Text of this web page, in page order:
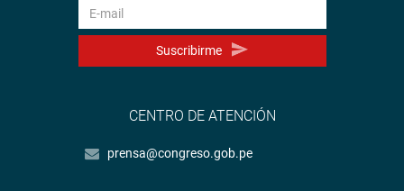
Suscribirme
CENTRO DE ATENCIÓN
prensa@congreso.gob.pe